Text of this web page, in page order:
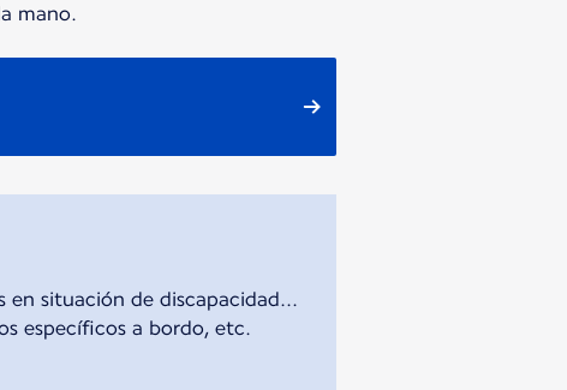
mano.
en situación de discapacidad...
específicos a bordo, etc.